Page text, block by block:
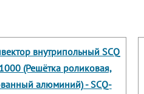
внутрипольный SCQ
(Решётка роликовая,
алюминий) - SCQ-